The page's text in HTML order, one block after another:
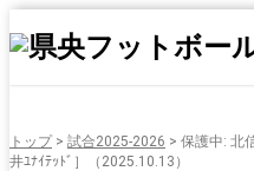
トップ> 試合2025-2026 > 保護中: 北
井ﾕﾅｲﾃｯﾄﾞ］（2025.10.13）